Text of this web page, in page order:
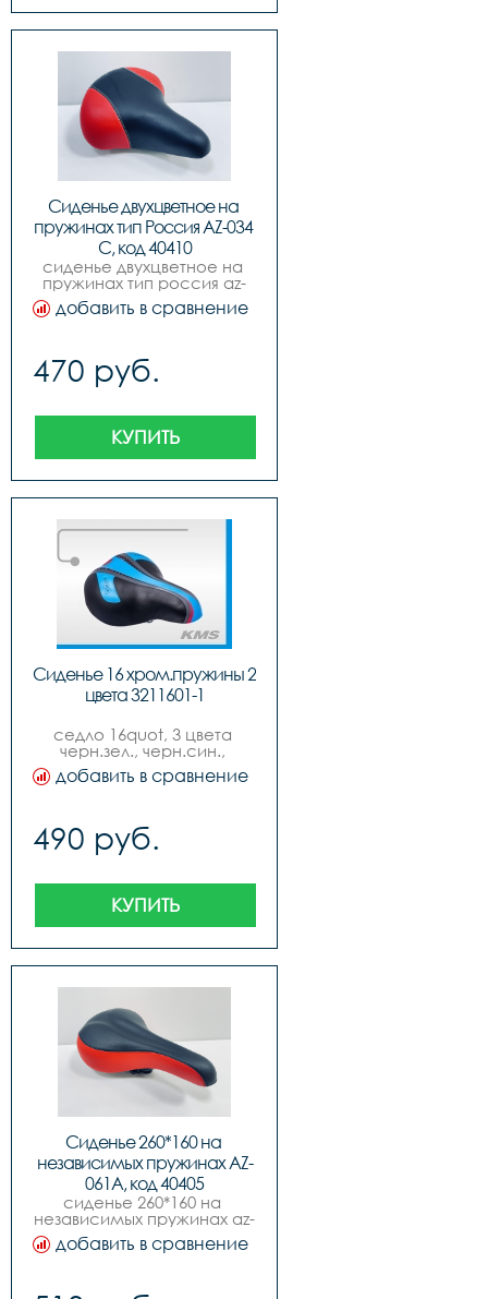
Сиденье двухцветное на
пружинах тип Россия AZ-034
C, код 40410
сиденье двухцветное на
пружинах тип россия az-
034 c, код.40410
добавить в сравнение
470 руб.
КУПИТЬ
Сиденье 16 хром.пружины 2
цвета 3211601-1
седло 16quot, 3 цвета
черн.зел., черн.син.,
черн.красн., хром.
пружины, new model.
добавить в сравнение
490 руб.
КУПИТЬ
Сиденье 260*160 на
независимых пружинах AZ-
061A, код 40405
сиденье 260*160 на
независимых пружинах az-
061a, код.40405
добавить в сравнение